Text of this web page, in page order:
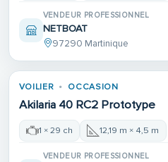
VENDEUR PROFESSIONNEL
NETBOAT
97290 Martinique
VOILIER OCCASION
Akilaria 40 RC2 Prototype
1 × 29 ch 12,19 m × 4,5 m
VENDEUR PROFESSIONNEL